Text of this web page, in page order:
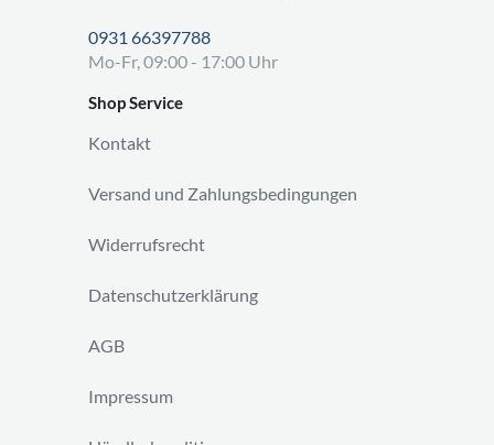
0931 66397788
Mo-Fr, 09:00 - 17:00 Uhr
Shop Service
Kontakt
Versand und Zahlungsbedingungen
Widerrufsrecht
Datenschutzerklärung
AGB
Impressum